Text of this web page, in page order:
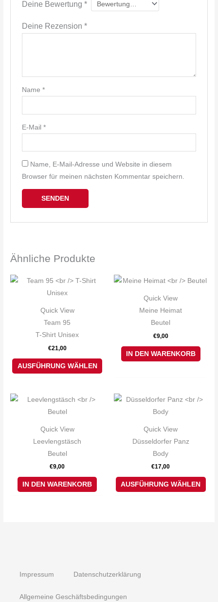
Deine Bewertung *
Deine Rezension *
Name *
E-Mail *
Name, E-Mail-Adresse und Website in diesem
Browser für meinen nächsten Kommentar speichern.
Ähnliche Produkte
Quick View
Team 95
T-Shirt Unisex
€21,00
AUSFÜHRUNG WÄHLEN
Dieses
Quick View
Meine Heimat
Beutel
€9,00
IN DEN WARENKORB
Quick View
Leevlengstäsch
Beutel
€9,00
IN DEN WARENKORB
Quick View
Düsseldorfer Panz
Body
€17,00
AUSFÜHRUNG WÄHLEN
Impressum Datenschutzerklärung
Allgemeine Geschäftsbedingungen